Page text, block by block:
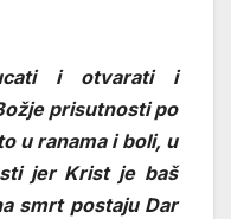
i otvarati i
prisutnosti po
u ranama i boli, u
jer Krist je baš
smrt postaju Dar